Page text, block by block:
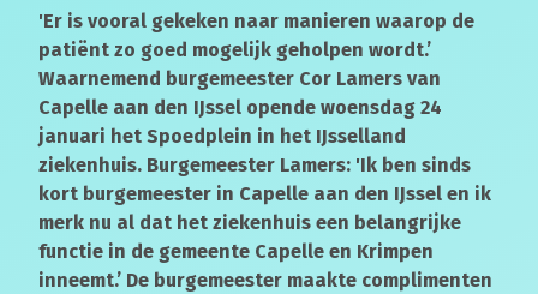
'Er is vooral gekeken naar manieren waarop de
patiënt zo goed mogelijk geholpen wordt.’
Waarnemend burgemeester Cor Lamers van
Capelle aan den IJssel opende woensdag 24
januari het Spoedplein in het IJsselland
ziekenhuis. Burgemeester Lamers: 'Ik ben sinds
kort burgemeester in Capelle aan den IJssel en ik
merk nu al dat het ziekenhuis een belangrijke
functie in de gemeente Capelle en Krimpen
inneemt.’ De burgemeester maakte complimenten